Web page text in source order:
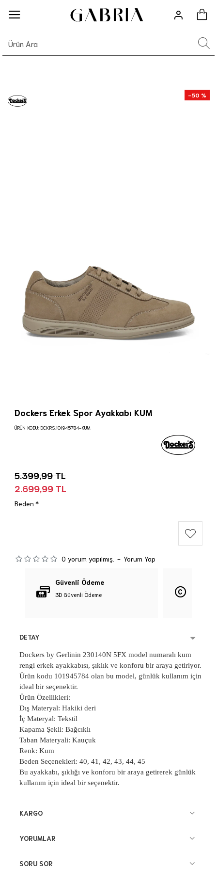
-50 %
Dockers Erkek Spor Ayakkabı KUM
0 yorum yapılmış. - Yorum Yap
2.699,99 TL
5.399,99 TL
ÜRÜN KODU: DCKRS.101945784-KUM
Beden
Güvenli Ödeme
3D Güvenli Ödeme
DETAY
Dockers by Gerlinin 230140N 5FX model numaralı kum
rengi erkek ayakkabısı, şıklık ve konforu bir araya getiriyor.
Ürün kodu 101945784 olan bu model, günlük kullanım için
ideal bir seçenektir.
Ürün Özellikleri:
Dış Materyal: Hakiki deri
İç Materyal: Tekstil
Kapama Şekli: Bağcıklı
Taban Materyali: Kauçuk
Renk: Kum
Beden Seçenekleri: 40, 41, 42, 43, 44, 45
Bu ayakkabı, şıklığı ve konforu bir araya getirerek günlük
kullanım için ideal bir seçenektir.
KARGO
YORUMLAR
SORU SOR